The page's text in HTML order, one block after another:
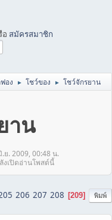
อ สมัครสมาชิก
อง ► โชว์ของ ► โชว์จักรยาน
าน
ย. 2009, 00:48 น.
งเปิดอ่านโพสต์นี้
พิมพ์
206 207 208 209